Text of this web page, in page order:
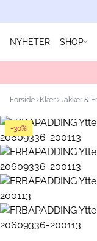
NYHETER SHOP
Forside Klær Jakker &
-30%